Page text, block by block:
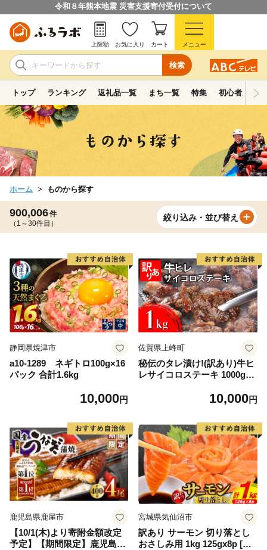
令和８年熊本地震 災害支援寄付受付について
検索
上限額 お気に入り カート メニュー
トップ ランキング 返礼品一覧 まち一覧 特集 初心者ガイド
ホーム ものから探す
900,006件
（1～30件目）
絞り込み・並び替え
静岡県焼津市
a10-1289 ネギトロ100g×16
パック 合計1.6kg
10,000円
佐賀県上峰町
秘伝のタレ漬け!(訳あり)牛ヒ
レサイコロステーキ 1000g
10,000円
鹿児島県鹿屋市
【10/1(木)より寄附金額改定
予定】【期間限定】鹿児島県
宮城県気仙沼市
訳あり サーモン 切り落とし
おさしみ用 1kg 125gx8p [足